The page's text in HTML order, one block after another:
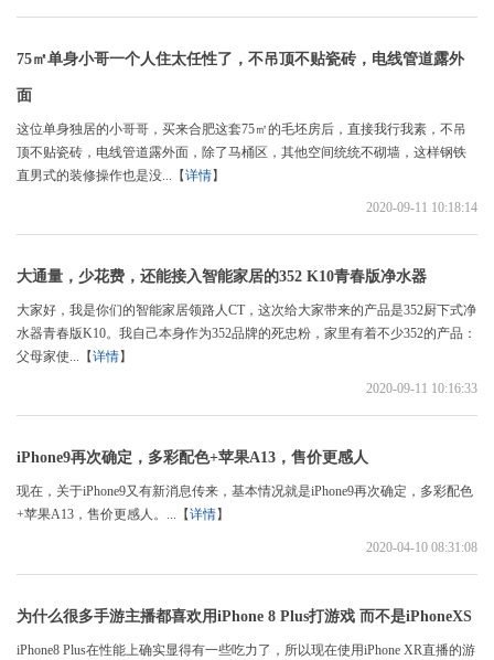
75㎡单身小哥一个人住太任性了，不吊顶不贴瓷砖，电线管道露外
面
这位单身独居的小哥哥，买来合肥这套75㎡的毛坯房后，直接我行我素，不吊
顶不贴瓷砖，电线管道露外面，除了马桶区，其他空间统统不砌墙，这样钢铁
直男式的装修操作也是没...【详情】
2020-09-11 10:18:14
大通量，少花费，还能接入智能家居的352 K10青春版净水器
大家好，我是你们的智能家居领路人CT，这次给大家带来的产品是352厨下式净
水器青春版K10。我自己本身作为352品牌的死忠粉，家里有着不少352的产品：
父母家使...【详情】
2020-09-11 10:16:33
iPhone9再次确定，多彩配色+苹果A13，售价更感人
现在，关于iPhone9又有新消息传来，基本情况就是iPhone9再次确定，多彩配色
+苹果A13，售价更感人。...【详情】
2020-04-10 08:31:08
为什么很多手游主播都喜欢用iPhone 8 Plus打游戏 而不是iPhoneXS
iPhone8 Plus在性能上确实显得有一些吃力了，所以现在使用iPhone XR直播的游